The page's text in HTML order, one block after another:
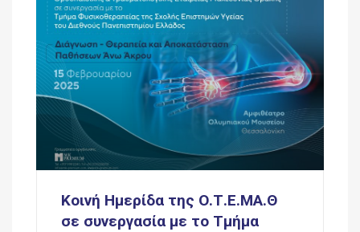
Κοινή Ημερίδα της Ο.Τ.Ε.ΜΑ.Θ
σε συνεργασία με το Τμήμα